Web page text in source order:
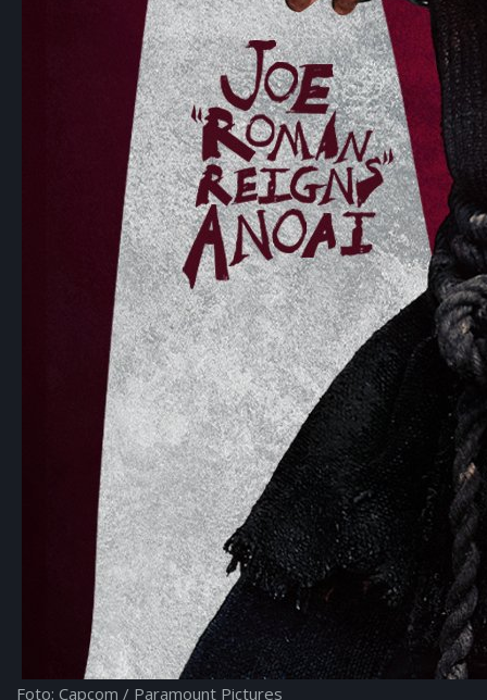
Foto: Capcom / Paramount Pictures